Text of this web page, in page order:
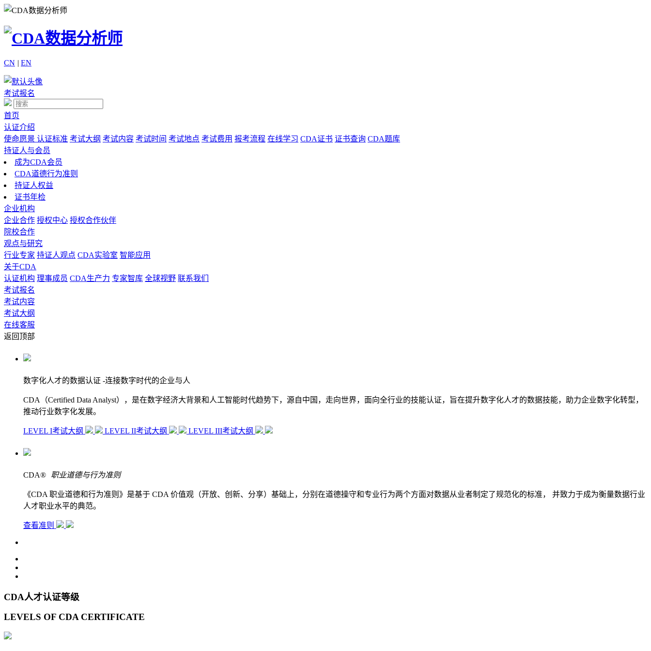
CN | EN
考试报名
首页
认证介绍
使命愿景 认证标准 考试大纲 考试内容 考试时间 考试地点 考试费用 报考流程 在线学习 CDA证书 证书查询 CDA题库
持证人与会员
成为CDA会员
CDA道德行为准则
持证人权益
证书年检
企业机构
企业合作 授权中心 授权合作伙伴
院校合作
观点与研究
行业专家 持证人观点 CDA实验室 智能应用
关于CDA
认证机构 理事成员 CDA生产力 专家智库 全球视野 联系我们
考试报名
考试内容
考试大纲
在线客服
返回顶部
数字化人才的数据认证 -连接数字时代的企业与人
CDA（Certified Data Analyst），是在数字经济大背景和人工智能时代趋势下，源自中国，走向世界，面向全行业的技能认证，旨在提升数字化人才的数据技能，助力企业数字化转型，
推动行业数字化发展。
LEVEL I考试大纲 LEVEL II考试大纲 LEVEL III考试大纲
CDA® 职业道德与行为准则
《CDA 职业道德和行为准则》是基于 CDA 价值观（开放、创新、分享）基础上，分别在道德操守和专业行为两个方面对数据从业者制定了规范化的标准， 并致力于成为衡量数据行业
人才职业水平的典范。
查看准则
CDA人才认证等级
LEVELS OF CDA CERTIFICATE